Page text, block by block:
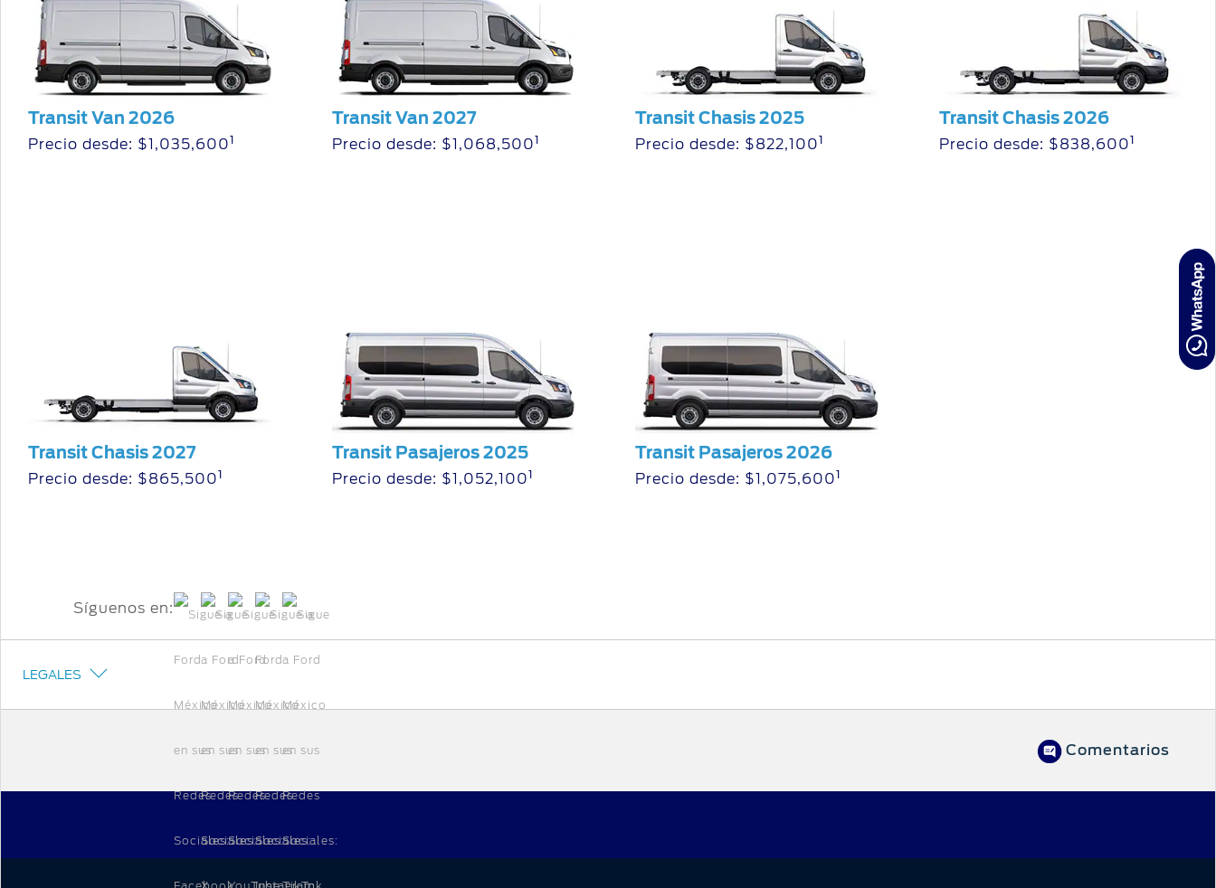
Transit Van 2026
Precio desde: $1,035,6001
Transit Van 2027
Precio desde: $1,068,5001
Transit Chasis 2025
Precio desde: $822,1001
Transit Chasis 2026
Precio desde: $838,6001
Transit Chasis 2027
Precio desde: $865,5001
Transit Pasajeros 2025
Precio desde: $1,052,1001
Transit Pasajeros 2026
Precio desde: $1,075,6001
LEGALES
Síguenos en:
Comentarios